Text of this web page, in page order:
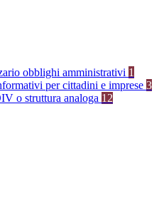
obblighi amministrativi 1
per cittadini e imprese 3
o struttura analoga 12